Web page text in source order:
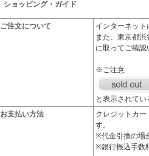
ショッピング・ガイド
ご注文について
インターネッ
また、東京都
に取ってご確
※ご注意
と表示されて
お支払い方法
クレジットカ
す。
※代金引換の場
※銀行振込手数